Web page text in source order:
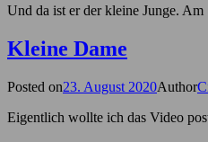
Und da ist er der kleine Junge.
Kleine Dame
Posted on23. August 2020Author
Eigentlich wollte ich das Video